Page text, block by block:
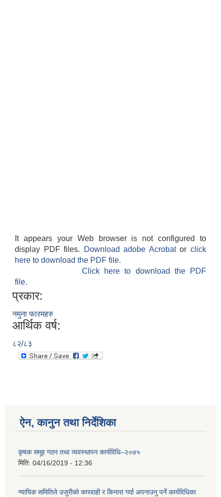
It appears your Web browser is not configured to
display PDF files.
Download adobe Acrobatorclick
here to download the PDF file.
Click here to download the PDF
file.
प्रकार:
नमुना फारमहरु
आर्थिक वर्ष:
८२/८३
ऐन, कानुन तथा निर्देशिका
कृषक समूह गठन तथा व्यवस्थापन कार्यविधि–२०७५
मिति: 04/16/2019 - 12:36
न्यायिक समितिले उजुरीको कारवाही र किनारा गर्दा अपनाउनु पर्ने कार्यविधिका